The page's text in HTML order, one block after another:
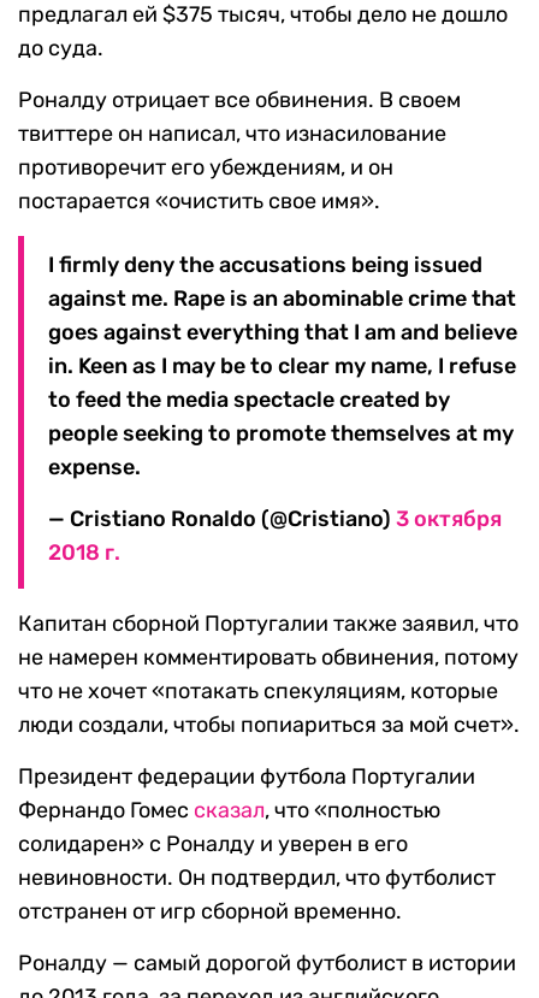
предлагал ей $375 тысяч, чтобы дело не дошло
до суда.
Роналду отрицает все обвинения. В своем
твиттере он написал, что изнасилование
противоречит его убеждениям, и он
постарается «очистить свое имя».
I firmly deny the accusations being issued
against me. Rape is an abominable crime that
goes against everything that I am and believe
in. Keen as I may be to clear my name, I refuse
to feed the media spectacle created by
people seeking to promote themselves at my
expense.
— Cristiano Ronaldo (@Cristiano) 3 октября
2018 г.
Капитан сборной Португалии также заявил, что
не намерен комментировать обвинения, потому
что не хочет «потакать спекуляциям, которые
люди создали, чтобы попиариться за мой счет».
Президент федерации футбола Португалии
Фернандо Гомес сказал, что «полностью
солидарен» с Роналду и уверен в его
невиновности. Он подтвердил, что футболист
отстранен от игр сборной временно.
Роналду — самый дорогой футболист в истории